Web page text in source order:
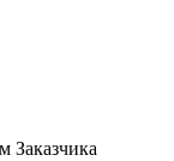
Заказчика